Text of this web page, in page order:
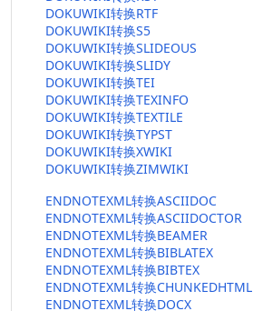
DOKUWIKI转换RTF
DOKUWIKI转换S5
DOKUWIKI转换SLIDEOUS
DOKUWIKI转换SLIDY
DOKUWIKI转换TEI
DOKUWIKI转换TEXINFO
DOKUWIKI转换TEXTILE
DOKUWIKI转换TYPST
DOKUWIKI转换XWIKI
DOKUWIKI转换ZIMWIKI
ENDNOTEXML转换ASCIIDOC
ENDNOTEXML转换ASCIIDOCTOR
ENDNOTEXML转换BEAMER
ENDNOTEXML转换BIBLATEX
ENDNOTEXML转换BIBTEX
ENDNOTEXML转换CHUNKEDHTML
ENDNOTEXML转换DOCX